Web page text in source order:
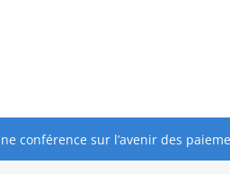
conférence sur l’avenir des